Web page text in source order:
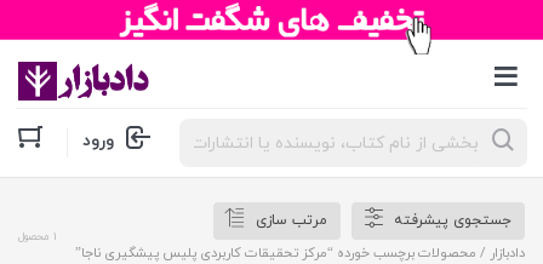
جستجوی
محصولات ورود
جستجوی پیشرفته
مرتب سازی
دادبازار / محصولات برچسب خورده “مرکز تحقیقات کاربردی پلیس پیشگیری ناجا”
1 محصول